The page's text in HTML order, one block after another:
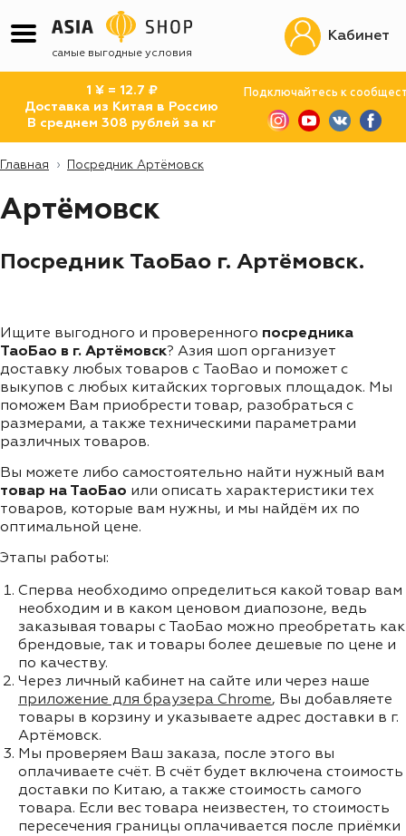
самые выгодные условия
1 ¥ = 12.7 ₽
Доставка из Китая в Россию
В среднем 308 рублей за кг
Подключайтесь к
Кабинет
Главная Посредник Артёмовск
Артёмовск
Посредник ТаоБао г. Артёмовск.
Ищите выгодного и проверенного посредника
ТаоБао в г. Артёмовск? Азия шоп организует
доставку любых товаров с TaoBao и поможет с
выкупов с любых китайских торговых площадок. Мы
поможем Вам приобрести товар, разобраться с
размерами, а также техническими параметрами
различных товаров.
Вы можете либо самостоятельно найти нужный вам
товар на ТаоБао или описать характеристики тех
товаров, которые вам нужны, и мы найдём их по
оптимальной цене.
Этапы работы:
Сперва необходимо определиться какой товар вам
необходим и в каком ценовом диапозоне, ведь
заказывая товары с ТаоБао можно преобретать как
брендовые, так и товары более дешевые по цене и
по качеству.
Через личный кабинет на сайте или через наше
приложение для браузера Chrome, Вы добавляете
товары в корзину и указываете адрес доставки в г.
Артёмовск.
Мы проверяем Ваш заказа, после этого вы
оплачиваете счёт. В счёт будет включена стоимость
доставки по Китаю, а также стоимость самого
товара. Если вес товара неизвестен, то стоимость
пересечения границы оплачивается после приёмки